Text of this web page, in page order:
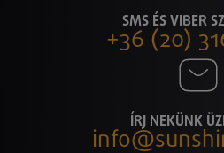
SMS ÉS VIBER
+36 (20)
ÍRJ NEKÜNK